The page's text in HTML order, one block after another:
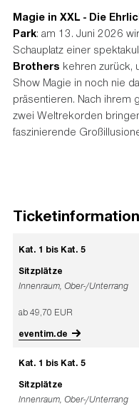
Magie in XXL - Die
Park: am 13. Juni 2026
Schauplatz einer
Brothers kehren zurück,
Show Magie in noch nie
präsentieren. Nach
zwei Weltrekorden
faszinierende
Kat. 1 bis Kat. 5
Sitzplätze
Innenraum, Ober-/Unterrang
ab 49,70 EUR
eventim.de
Kat. 1 bis Kat. 5
Sitzplätze
Innenraum, Ober-/Unterrang